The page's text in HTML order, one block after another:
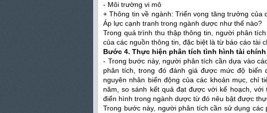
- Môi trường vi mô
+ Thông tin về ngành: Triển vọng tăng trưởng
Áp lực cạnh tranh trong ngành dược như thế nào?
Trong quá trình thu thập thông tin, người phân
của các nguồn thông tin, đặc biệt là từ báo cáo tài
Bước 4. Thực hiện phân tích tình hình tài chính
- Trong bước này, người phân tích cần dựa vào
phân tích, trong đó đánh giá được mức độ
nguyên nhân biến động của các khoản mục, chỉ
năm, so sánh kết quả đạt được với kế hoạch,
điển hình trong ngành dược từ đó nêu bật được
Trong bước này, người phân tích cần sử dụng